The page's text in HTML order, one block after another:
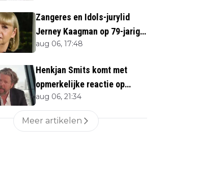
Zangeres en Idols-jurylid
Jerney Kaagman op 79-jarige
leeftijd overleden
aug 06, 17:48
Henkjan Smits komt met
opmerkelijke reactie op
overlijden Jerney Kaagman
aug 06, 21:34
Meer artikelen